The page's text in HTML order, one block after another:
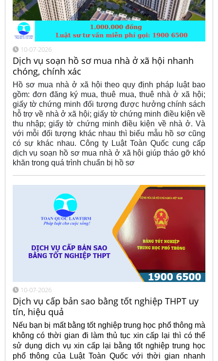
10-07-2026
Dịch vụ soạn hồ sơ mua nhà ở xã hội nhanh
chóng, chính xác
Hồ sơ mua nhà ở xã hội theo quy định pháp luật bao
gồm: đơn đăng ký mua, thuê mua, thuê nhà ở xã hội;
giấy tờ chứng minh đối tượng được hưởng chính sách
hỗ trợ về nhà ở xã hội; giấy tờ chứng minh điều kiện về
thu nhập; giấy tờ chứng minh điều kiện về nhà ở. Và
với mỗi đối tượng khác nhau thì biểu mẫu hồ sơ cũng
có sự khác nhau. Công ty Luật Toàn Quốc cung cấp
dịch vụ soạn hồ sơ mua nhà ở xã hội giúp tháo gỡ khó
khăn trong quá trình chuẩn bị hồ sơ
10-07-2026
Dịch vụ cấp bản sao bằng tốt nghiệp THPT uy
tín, hiệu quả
Nếu bạn bị mất bằng tốt nghiệp trung học phổ thông mà
không có thời gian đi làm thủ tục xin cấp lại thì có thể
sử dụng dịch vụ xin cấp lại bằng tốt nghiệp trung học
phổ thông của Luật Toàn Quốc với thời gian nhanh